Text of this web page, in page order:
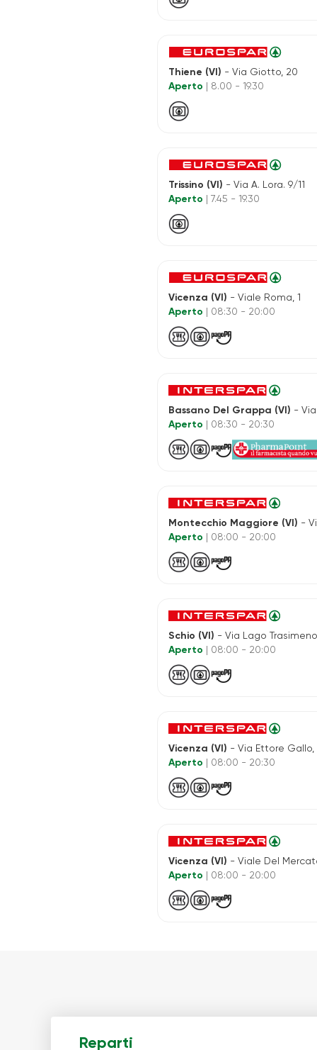
Thiene (VI) - Via Giotto, 20
Aperto
| 8.00 - 19.30
Trissino (VI) - Via A. Lora. 9/11
Aperto
| 7.45 - 19.30
Vicenza (VI) - Viale Roma, 1
Aperto
| 08:30 - 20:00
Bassano Del Grappa (VI) - Via
Aperto
| 08:30 - 20:30
Montecchio Maggiore (VI) -
Aperto
| 08:00 - 20:00
Schio (VI) - Via Lago
Aperto
| 08:00 - 20:00
Vicenza (VI) - Via Ettore Gallo,
Aperto
| 08:00 - 20:30
Vicenza (VI) - Viale Del Mercato
Aperto
| 08:00 - 20:00
Reparti